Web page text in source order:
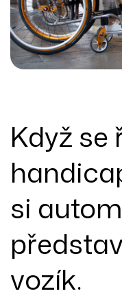
Když se
si
vozík.